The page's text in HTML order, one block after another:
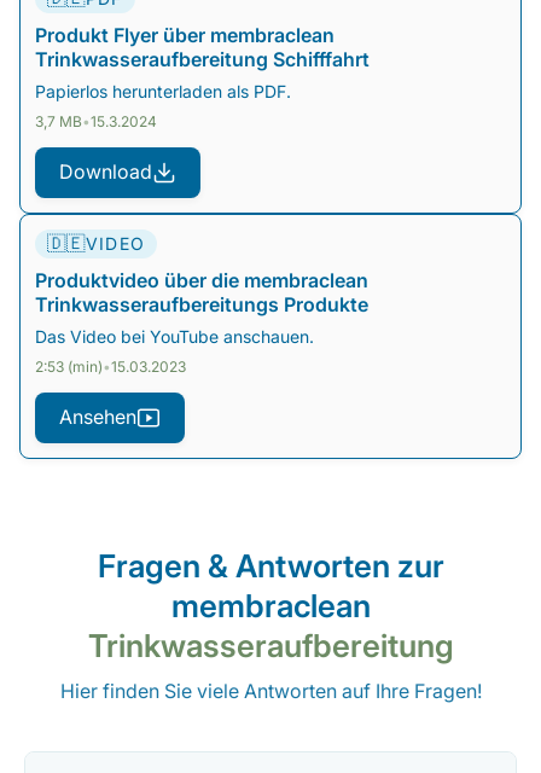
Produkt Flyer über membraclean
Trinkwasseraufbereitung Schifffahrt
Papierlos herunterladen als PDF.
3,7 MB•15.3.2024
Download
🇩🇪VIDEO
Produktvideo über die membraclean
Trinkwasseraufbereitungs Produkte
Das Video bei YouTube anschauen.
2:53 (min)•15.03.2023
Ansehen
Fragen & Antworten zur
membraclean
Trinkwasseraufbereitung
Hier finden Sie viele Antworten auf Ihre Fragen!